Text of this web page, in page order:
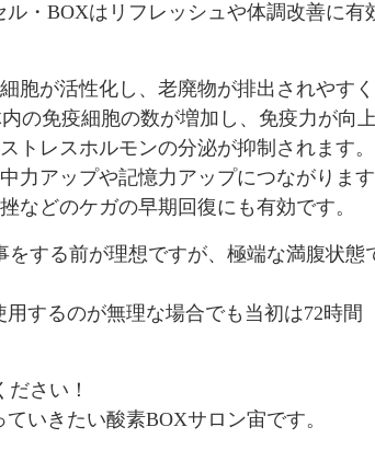
・BOXはリフレッシュや体調改善に
が活性化し、老廃物が排出されやすく
の免疫細胞の数が増加し、免疫力が向上
トレスホルモンの分泌が抑制されます。
力アップや記憶力アップにつながります
などのケガの早期回復にも有効です。
する前が理想ですが、極端な満腹状
するのが無理な場合でも当初は72時
さい！
いきたい酸素BOXサロン宙です。